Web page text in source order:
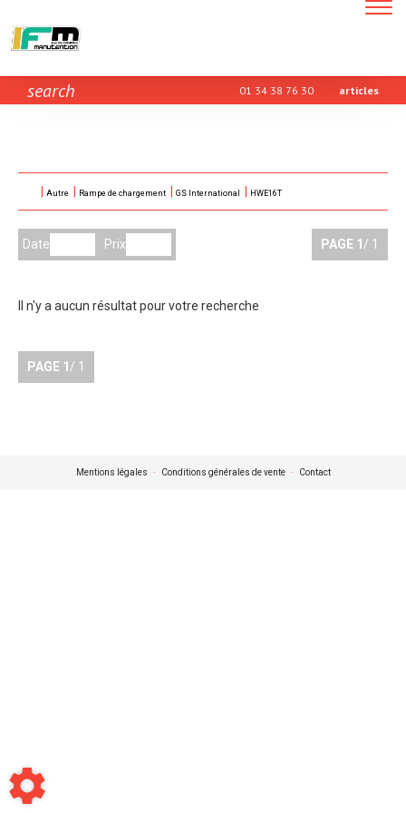
Toggle
search 01 34 38 76 30 articles
Autre Rampe de chargement GS International HWE16T
Date Prix PAGE 1 / 1
Il n'y a aucun résultat pour votre recherche
PAGE 1 / 1
Mentions légales - Conditions générales de vente - Contact